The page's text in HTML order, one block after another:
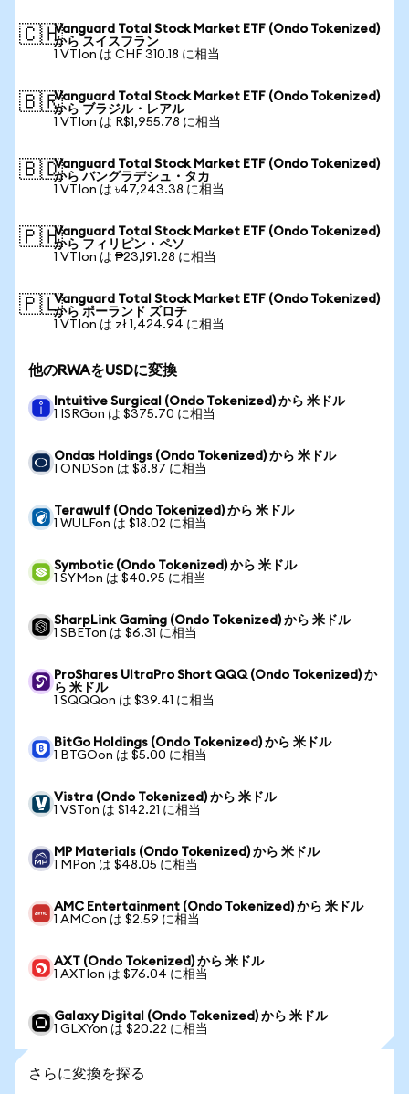
🇨🇭Vanguard Total Stock Market ETF (Ondo Tokenized)
から スイスフラン
1 VTIon は CHF 310.18 に相当
🇧🇷Vanguard Total Stock Market ETF (Ondo Tokenized)
から ブラジル・レアル
1 VTIon は R$1,955.78 に相当
🇧🇩Vanguard Total Stock Market ETF (Ondo Tokenized)
から バングラデシュ・タカ
1 VTIon は ৳47,243.38 に相当
🇵🇭Vanguard Total Stock Market ETF (Ondo Tokenized)
から フィリピン・ペソ
1 VTIon は ₱23,191.28 に相当
🇵🇱Vanguard Total Stock Market ETF (Ondo Tokenized)
から ポーランド ズロチ
1 VTIon は zł 1,424.94 に相当
他のRWAをUSDに変換
Intuitive Surgical (Ondo Tokenized) から 米ドル
1 ISRGon は $375.70 に相当
Ondas Holdings (Ondo Tokenized) から 米ドル
1 ONDSon は $8.87 に相当
Terawulf (Ondo Tokenized) から 米ドル
1 WULFon は $18.02 に相当
Symbotic (Ondo Tokenized) から 米ドル
1 SYMon は $40.95 に相当
SharpLink Gaming (Ondo Tokenized) から 米ドル
1 SBETon は $6.31 に相当
ProShares UltraPro Short QQQ (Ondo Tokenized) か
ら 米ドル
1 SQQQon は $39.41 に相当
BitGo Holdings (Ondo Tokenized) から 米ドル
1 BTGOon は $5.00 に相当
Vistra (Ondo Tokenized) から 米ドル
1 VSTon は $142.21 に相当
MP Materials (Ondo Tokenized) から 米ドル
1 MPon は $48.05 に相当
AMC Entertainment (Ondo Tokenized) から 米ドル
1 AMCon は $2.59 に相当
AXT (Ondo Tokenized) から 米ドル
1 AXTIon は $76.04 に相当
Galaxy Digital (Ondo Tokenized) から 米ドル
1 GLXYon は $20.22 に相当
さらに変換を探る